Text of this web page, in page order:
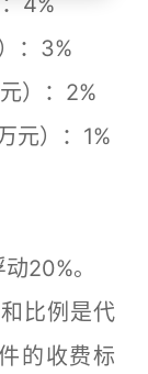
：3%
）：2%
）：1%
20%。
比例是代
的收费标